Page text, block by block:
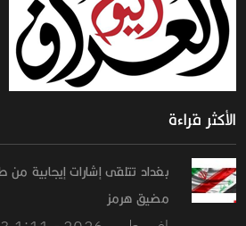
الأكثر قراءة
بغداد تتلقى إشارات إيجابية
مضيق هرمز